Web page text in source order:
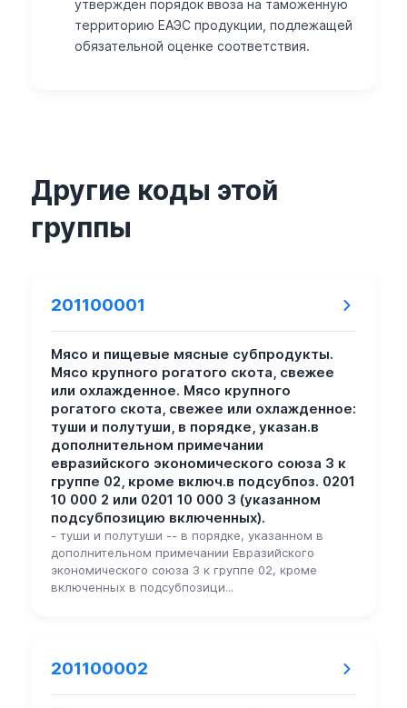
утвержден порядок ввоза на таможенную
территорию ЕАЭС продукции, подлежащей
обязательной оценке соответствия.
Другие коды этой
группы
201100001
Мясо и пищевые мясные субпродукты.
Мясо крупного рогатого скота, свежее
или охлажденное. Мясо крупного
рогатого скота, свежее или охлажденное:
туши и полутуши, в порядке, указан.в
дополнительном примечании
евразийского экономического союза 3 к
группе 02, кроме включ.в подсубпоз. 0201
10 000 2 или 0201 10 000 3 (указанном
подсубпозицию включенных).
- туши и полутуши -- в порядке, указанном в
дополнительном примечании Евразийского
экономического союза 3 к группе 02, кроме
включенных в подсубпозици...
201100002